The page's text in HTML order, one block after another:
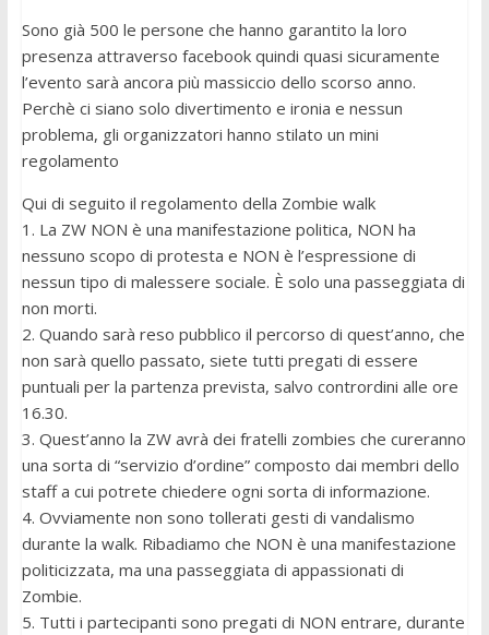
Sono già 500 le persone che hanno garantito la loro
presenza attraverso facebook quindi quasi sicuramente
l’evento sarà ancora più massiccio dello scorso anno.
Perchè ci siano solo divertimento e ironia e nessun
problema, gli organizzatori hanno stilato un mini
regolamento
Qui di seguito il regolamento della Zombie walk
1. La ZW NON è una manifestazione politica, NON ha
nessuno scopo di protesta e NON è l’espressione di
nessun tipo di malessere sociale. È solo una passeggiata di
non morti.
2. Quando sarà reso pubblico il percorso di quest’anno, che
non sarà quello passato, siete tutti pregati di essere
puntuali per la partenza prevista, salvo contrordini alle ore
16.30.
3. Quest’anno la ZW avrà dei fratelli zombies che cureranno
una sorta di “servizio d’ordine” composto dai membri dello
staff a cui potrete chiedere ogni sorta di informazione.
4. Ovviamente non sono tollerati gesti di vandalismo
durante la walk. Ribadiamo che NON è una manifestazione
politicizzata, ma una passeggiata di appassionati di
Zombie.
5. Tutti i partecipanti sono pregati di NON entrare, durante